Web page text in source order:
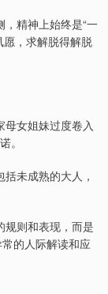
精神上始终是“一
，求解脱得解脱
母女姐妹过度卷入
。
未成熟的大人，
规则和表现，而是
的人际解读和应